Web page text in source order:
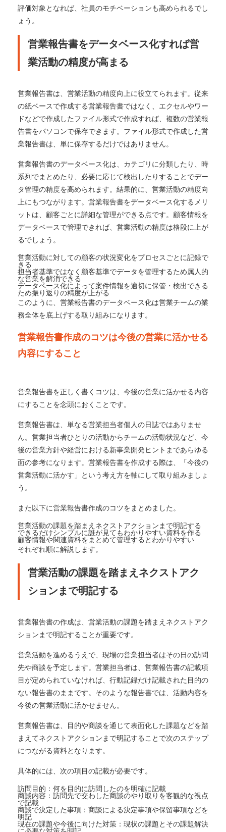
評価対象となれば、社員のモチベーションも高められるでし
ょう。
営業報告書をデータベース化すれば営
業活動の精度が高まる
営業報告書は、営業活動の精度向上に役立てられます。従来
の紙ベースで作成する営業報告書ではなく、エクセルやワー
ドなどで作成したファイル形式で作成すれば、複数の営業報
告書をパソコンで保存できます。ファイル形式で作成した営
業報告書は、単に保存するだけではありません。
営業報告書のデータベース化は、カテゴリに分類したり、時
系列でまとめたり、必要に応じて検出したりすることでデー
タ管理の精度を高められます。結果的に、営業活動の精度向
上にもつながります。営業報告書をデータベース化するメリ
ットは、顧客ごとに詳細な管理ができる点です。顧客情報を
データベースで管理できれば、営業活動の精度は格段に上が
るでしょう。
営業活動に対しての顧客の状況変化をプロセスごとに記録で
きる
担当者基準ではなく顧客基準でデータを管理するため属人的
な営業を解消できる
データベース化によって案件情報を適切に保管・検出できる
ため振り返りの精度が上がる
このように、営業報告書のデータベース化は営業チームの業
務全体を底上げする取り組みになります。
営業報告書作成のコツは今後の営業に活かせる
内容にすること
営業報告書を正しく書くコツは、今後の営業に活かせる内容
にすることを念頭におくことです。
営業報告書は、単なる営業担当者個人の日誌ではありませ
ん。営業担当者ひとりの活動からチームの活動状況など、今
後の営業方針や経営における新事業開発ヒントまであらゆる
面の参考になります。営業報告書を作成する際は、「今後の
営業活動に活かす」という考え方を軸にして取り組みましょ
う。
また以下に営業報告書作成のコツをまとめました。
営業活動の課題を踏まえネクストアクションまで明記する
できるだけシンプルに誰が見てもわかりやすい資料を作る
顧客情報や関連資料をまとめて管理するとわかりやすい
それぞれ順に解説します。
営業活動の課題を踏まえネクストアク
ションまで明記する
営業報告書の作成は、営業活動の課題を踏まえネクストアク
ションまで明記することが重要です。
営業活動を進めるうえで、現場の営業担当者はその日の訪問
先や商談を予定します。営業担当者は、営業報告書の記載項
目が定められていなければ、行動記録だけ記載された目的の
ない報告書のままです。そのような報告書では、活動内容を
今後の営業活動に活かせません。
営業報告書は、目的や商談を通じて表面化した課題などを踏
まえてネクストアクションまで明記することで次のステップ
につながる資料となります。
具体的には、次の項目の記載が必要です。
訪問目的：何を目的に訪問したのを明確に記載
商談内容：訪問先で交わした商談のやり取りを客観的な視点
で記載
商談で決定した事項：商談による決定事項や保留事項などを
明記
現在の課題や今後に向けた対策：現状の課題とその課題解決